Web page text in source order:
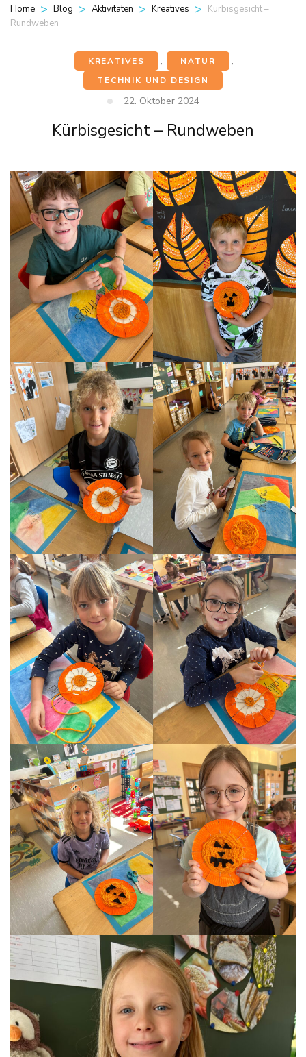
Home > Blog > Aktivitäten > Kreatives > Kürbisgesicht –
Rundweben
KREATIVES , NATUR
,
TECHNIK UND DESIGN
22. Oktober 2024
Kürbisgesicht – Rundweben